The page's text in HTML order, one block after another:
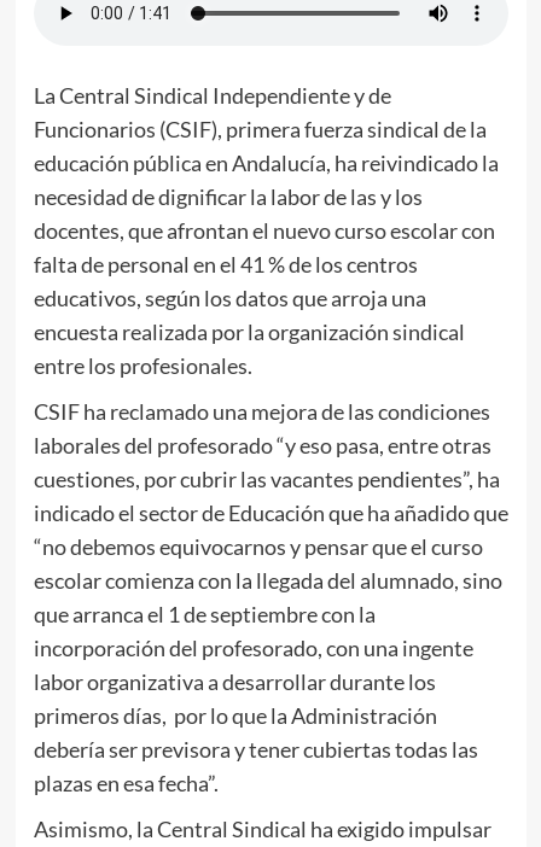
La Central Sindical Independiente y de
Funcionarios (CSIF), primera fuerza sindical de la
educación pública en Andalucía, ha reivindicado la
necesidad de dignificar la labor de las y los
docentes, que afrontan el nuevo curso escolar con
falta de personal en el 41 % de los centros
educativos, según los datos que arroja una
encuesta realizada por la organización sindical
entre los profesionales.
CSIF ha reclamado una mejora de las condiciones
laborales del profesorado “y eso pasa, entre otras
cuestiones, por cubrir las vacantes pendientes”, ha
indicado el sector de Educación que ha añadido que
“no debemos equivocarnos y pensar que el curso
escolar comienza con la llegada del alumnado, sino
que arranca el 1 de septiembre con la
incorporación del profesorado, con una ingente
labor organizativa a desarrollar durante los
primeros días, por lo que la Administración
debería ser previsora y tener cubiertas todas las
plazas en esa fecha”.
Asimismo, la Central Sindical ha exigido impulsar